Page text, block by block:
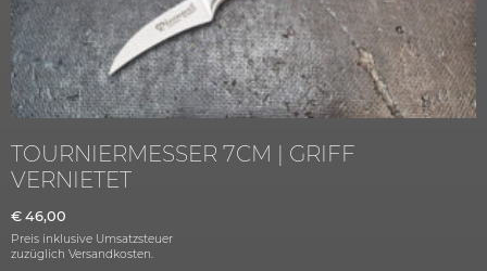
TOURNIERMESSER 7CM | GRIFF
VERNIETET
€ 46,00
Preis inklusive Umsatzsteuer
zuzüglich Versandkosten.